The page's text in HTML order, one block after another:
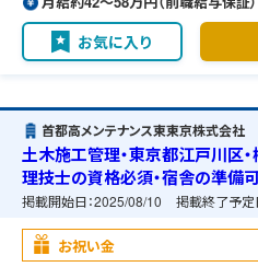
お気に入り
首都高メンテナンス東東京株式会社
土木施工管理・東京都江戸川区
理技士の資格必須・宿舎の準備
掲載開始日：2025/08/10 掲載終了予定
お祝い金